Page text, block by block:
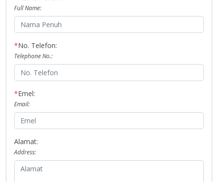
Full Name:
*No. Telefon:
Telephone No.:
*Emel:
Email:
Alamat:
Address: